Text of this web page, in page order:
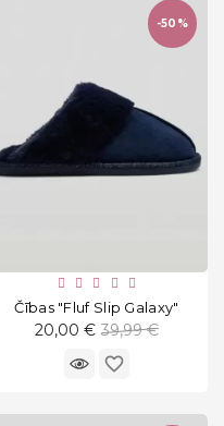
-50%
Čības "Fluf Slip Galaxy"
20,00 € Standarta
cena
39,99 €
favorite_border